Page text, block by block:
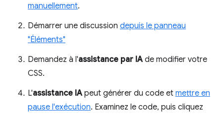
manuellement.
Démarrer une discussion depuis le panneau
"Éléments"
Demandez à l'assistance par IA de modifier votre
CSS.
L'assistance IA peut générer du code et mettre en
pause l'exécution. Examinez le code, puis cliquez